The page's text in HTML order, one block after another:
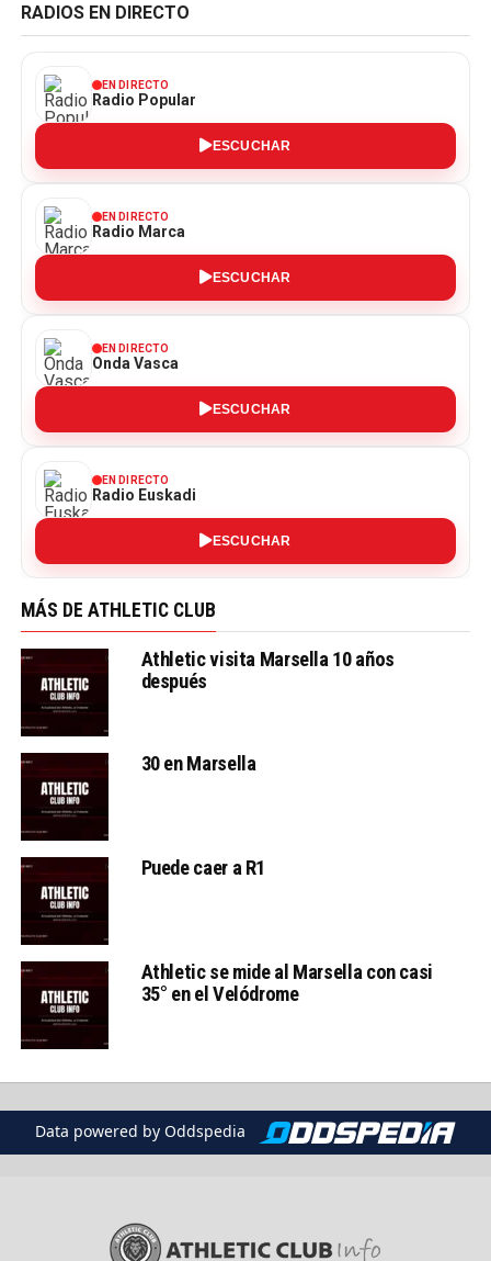
RADIOS EN DIRECTO
EN DIRECTO
Radio Popular
ESCUCHAR
EN DIRECTO
Radio Marca
ESCUCHAR
EN DIRECTO
Onda Vasca
ESCUCHAR
EN DIRECTO
Radio Euskadi
ESCUCHAR
MÁS DE ATHLETIC CLUB
Athletic visita Marsella 10 años
después
30 en Marsella
Puede caer a R1
Athletic se mide al Marsella con casi
35° en el Velódrome
Data powered by Oddspedia